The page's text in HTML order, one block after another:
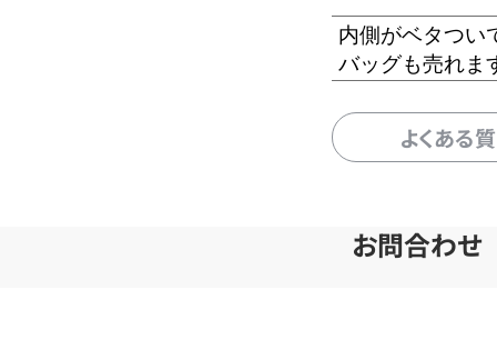
内側がベタつい
バッグも売れま
よくある
お問合わせ